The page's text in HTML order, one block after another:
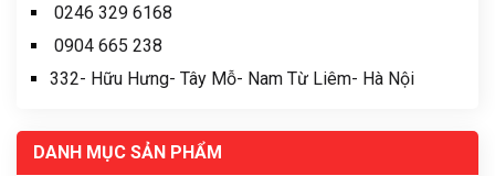
0246 329 6168
0904 665 238
332- Hữu Hưng- Tây Mỗ- Nam Từ Liêm- Hà Nội
DANH MỤC SẢN PHẨM